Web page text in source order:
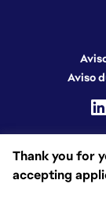
Thank you for
accepting
Aviso